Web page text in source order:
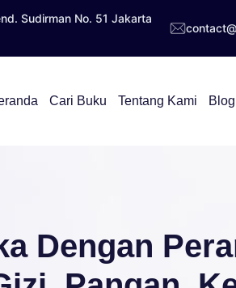
Sudirman No. 51 Jakarta
Cari Buku Tentang Kami Blog
Dengan